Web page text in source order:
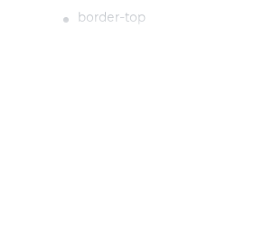
border-top